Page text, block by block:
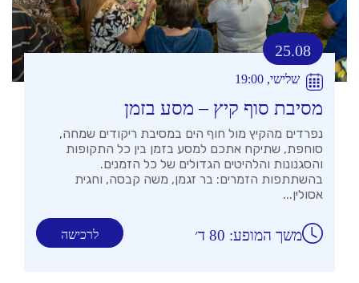
25.08
שלישי, 19:00
מסיבת סוף קיץ – מסע בזמן
נפרדים מהקיץ מול חוף הים במסיבת ריקודים שמחה,
סוחפת, שתיקח אתכם למסע בזמן בין כל התקופות
והסגנונות והלהיטים הגדולים של כל הזמנים.
בהשתתפות הזמרים: בר זגמן, משה קבסה, וחגית
אסולין...
לרכישה משך המופע: 80 ד׳